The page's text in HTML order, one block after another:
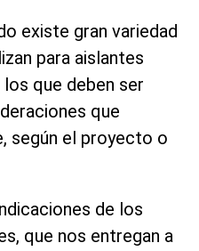
existe gran variedad
para aislantes
que deben ser
que
según el proyecto o
de los
que nos entregan a